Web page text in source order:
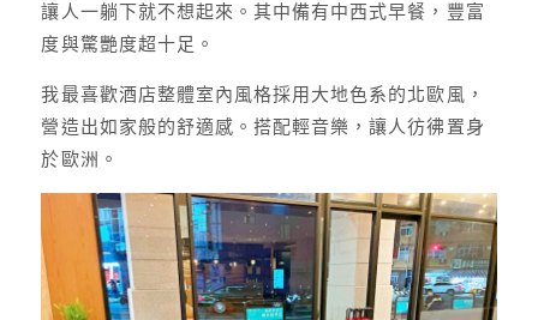
讓人一躺下就不想起來。其中備有中西式早餐，豐富
度與驚艷度超十足。
我最喜歡酒店整體室內風格採用大地色系的北歐風，
營造出如家般的舒適感。搭配輕音樂，讓人彷彿置身
於歐洲。